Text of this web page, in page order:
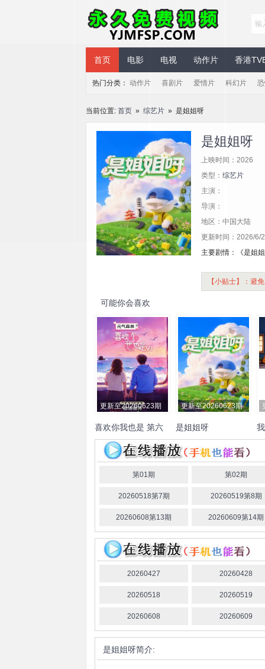
永久免费视频
首页 电影 电视 动作片 香港
热门分类： 动作片 喜剧片 爱情片 科幻片
当前位置: 首页 » 综艺片 » 是姐姐呀
是姐姐呀
上映时间：2026
类型： 综艺片
主演：
导演：
地区：中国大陆
更新时间：2026/6/
主要剧情：《是姐
【小贴士】：避
可能你会喜欢
更新至20260623期
喜欢你我也是 第六
季
辰亦儒 何浩楠 孔雪儿 美
王一珩 张馨予
更新至20260623期
是姐姐呀
第01期 第02期
20260518第7期 20260519第8期
20260608第13期 20260609第14期
20260427 20260428
20260518 20260519
20260608 20260609
是姐姐呀简介: